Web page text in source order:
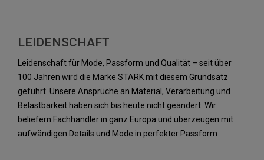
LEIDENSCHAFT
Leidenschaft für Mode, Passform und Qualität – seit über
100 Jahren wird die Marke STARK mit diesem Grundsatz
geführt. Unsere Ansprüche an Material, Verarbeitung und
Belastbarkeit haben sich bis heute nicht geändert. Wir
beliefern Fachhändler in ganz Europa und überzeugen mit
aufwändigen Details und Mode in perfekter Passform